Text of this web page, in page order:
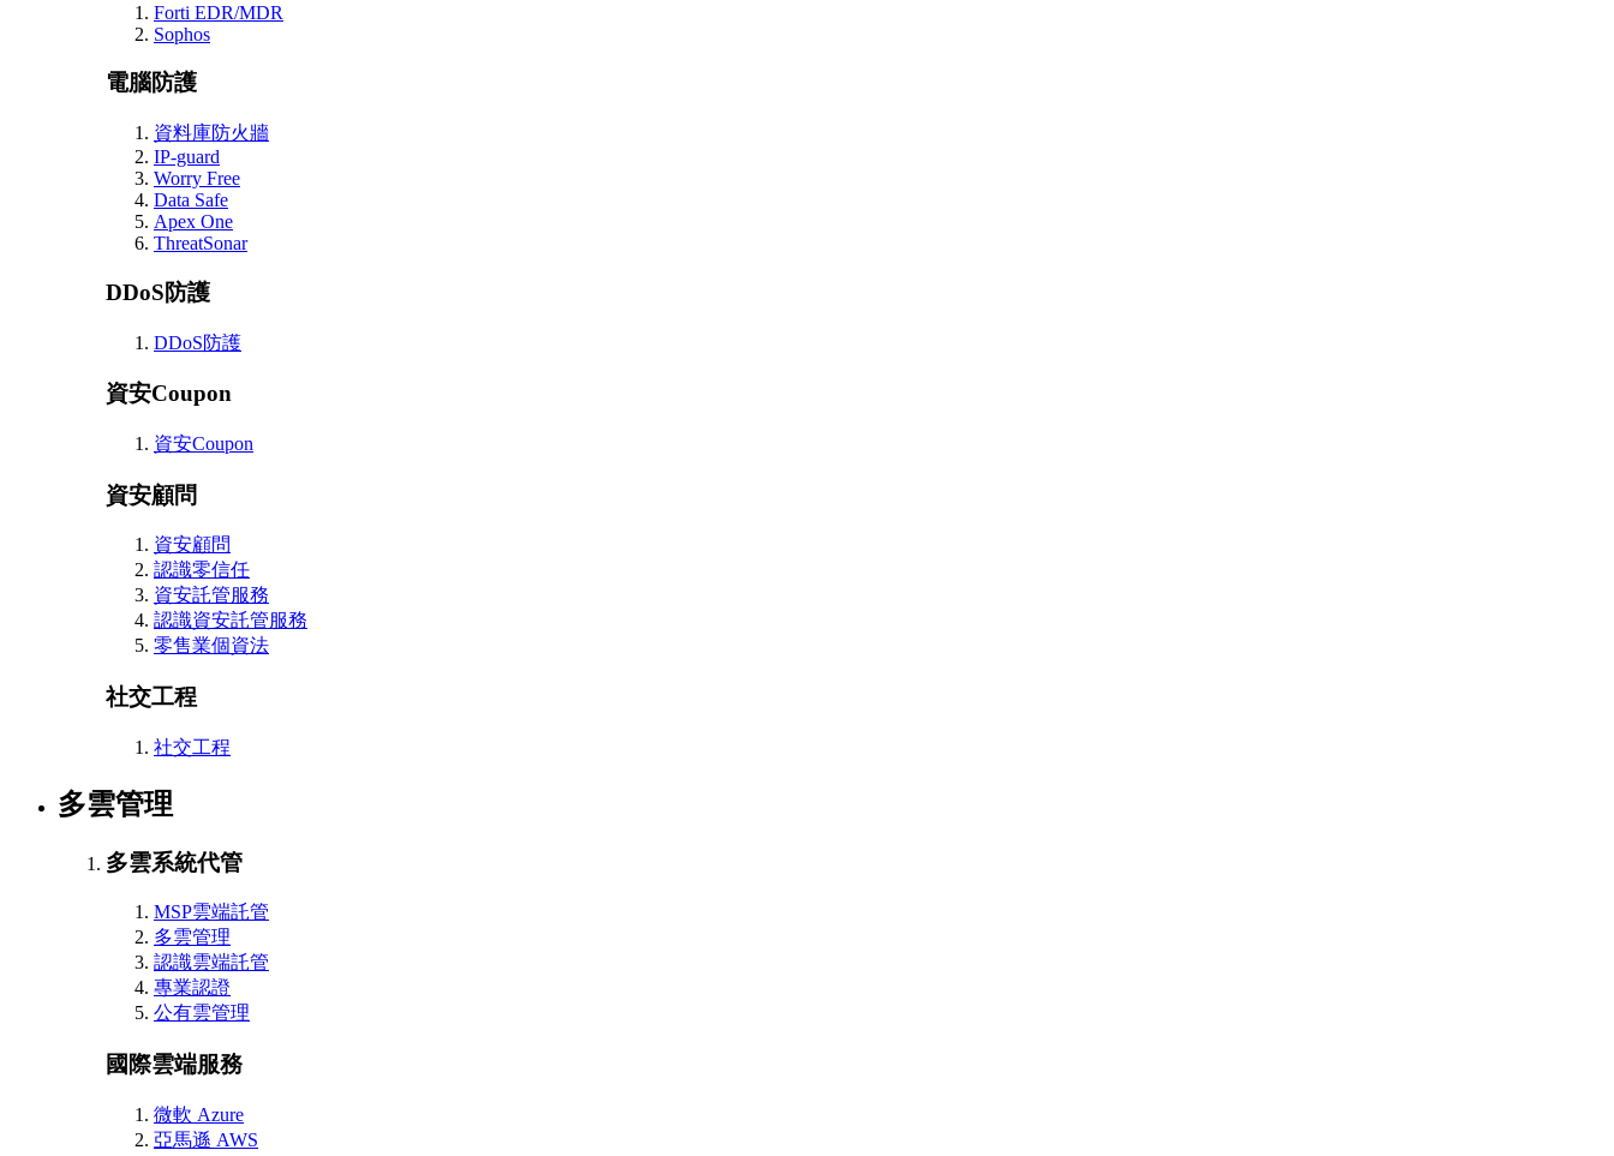
Forti EDR/MDR
Sophos
電腦防護
資料庫防火牆
IP-guard
Worry Free
Data Safe
Apex One
ThreatSonar
DDoS防護
DDoS防護
資安Coupon
資安Coupon
資安顧問
資安顧問
認識零信任
資安託管服務
認識資安託管服務
零售業個資法
社交工程
社交工程
多雲管理
多雲系統代管
MSP雲端託管
多雲管理
認識雲端託管
專業認證
公有雲管理
國際雲端服務
微軟 Azure
亞馬遜 AWS